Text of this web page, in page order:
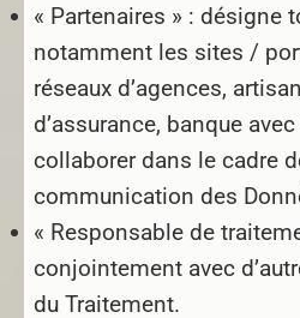
« Partenaires » : désigne
notamment les sites /
réseaux d’agences,
d’assurance, banque
collaborer dans le cadre
communication des
« Responsable de
conjointement avec
du Traitement.